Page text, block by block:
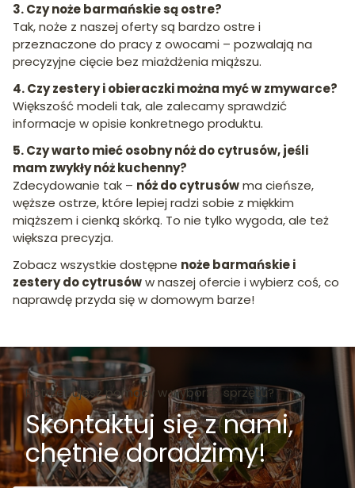
3. Czy noże barmańskie są ostre?
Tak, noże z naszej oferty są bardzo ostre i
przeznaczone do pracy z owocami – pozwalają na
precyzyjne cięcie bez miażdżenia miąższu.
4. Czy zestery i obieraczki można myć w zmywarce?
Większość modeli tak, ale zalecamy sprawdzić
informacje w opisie konkretnego produktu.
5. Czy warto mieć osobny nóż do cytrusów, jeśli
mam zwykły nóż kuchenny?
Zdecydowanie tak – nóż do cytrusówma cieńsze,
węższe ostrze, które lepiej radzi sobie z miękkim
miąższem i cienką skórką. To nie tylko wygoda, ale też
większa precyzja.
Zobacz wszystkie dostępne noże barmańskie i
zestery do cytrusóww naszej ofercie i wybierz coś, co
naprawdę przyda się w domowym barze!
Potrzebujesz pomocy w wyborze sprzętu?
Skontaktuj się z nami,
chętnie doradzimy!